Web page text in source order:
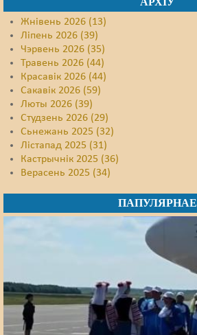
Жнівень 2026 (13)
Ліпень 2026 (39)
Чэрвень 2026 (35)
Травень 2026 (44)
Красавік 2026 (44)
Сакавік 2026 (59)
Люты 2026 (39)
Студзень 2026 (29)
Сьнежань 2025 (32)
Лістапад 2025 (31)
Кастрычнік 2025 (36)
Верасень 2025 (34)
ПАПУЛЯРНАЕ
Правы працоўных
Сацыяльныя правы